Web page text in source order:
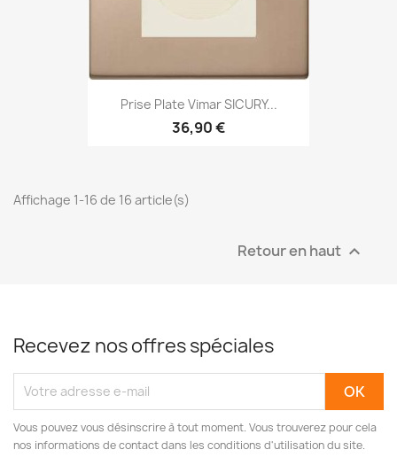
Prise Plate Vimar SICURY...
36,90 €
Affichage 1-16 de 16 article(s)
Retour en haut 
Recevez nos offres spéciales
Vous pouvez vous désinscrire à tout moment. Vous trouverez pour cela
nos informations de contact dans les conditions d'utilisation du site.